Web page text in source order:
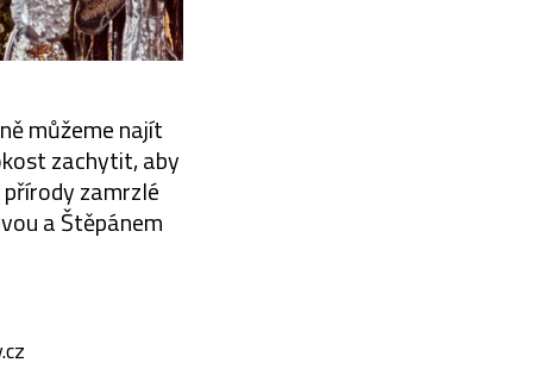
můžeme najít
zachytit, aby
zamrzlé
a Štěpánem